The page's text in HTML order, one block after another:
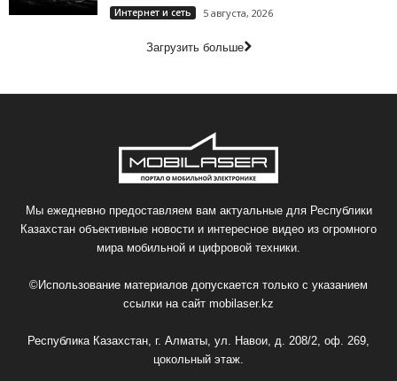
Интернет и сеть 5 августа, 2026
Загрузить больше
Мы ежедневно предоставляем вам актуальные для Республики
Казахстан объективные новости и интересное видео из огромного
мира мобильной и цифровой техники.
©Использование материалов допускается только с указанием
ссылки на сайт mobilaser.kz
Республика Казахстан, г. Алматы, ул. Навои, д. 208/2, оф. 269,
цокольный этаж.